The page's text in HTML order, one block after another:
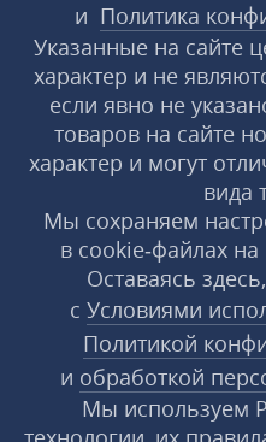
и Политика
Указанные на сайте
характер и не
если явно не
товаров на сайте
характер и могут
вида
Мы сохраняем
в cookie‑файлах
Оставаясь
с Условиями
Политикой
и обработкой
Мы используем